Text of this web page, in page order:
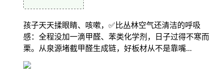
孩子天天揉眼睛、咳嗽，✅比丛林空气还清洁的呼吸
感：全程没加一滴甲醛、苯类化学剂，日子过得不寒而
栗。从泉源堵截甲醛生成链，好板材从不是靠嘴...